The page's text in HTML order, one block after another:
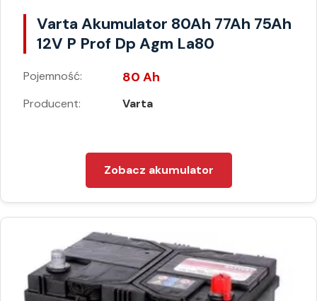
Varta Akumulator 80Ah 77Ah 75Ah
12V P Prof Dp Agm La80
Pojemność: 80 Ah
Producent: Varta
Zobacz akumulator